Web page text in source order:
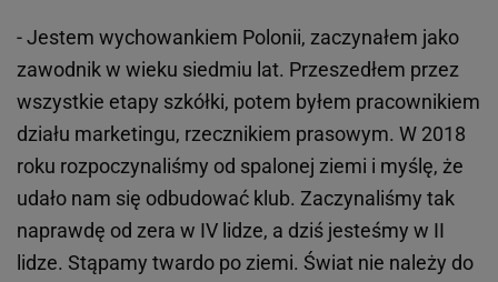
- Jestem wychowankiem Polonii, zaczynałem jako
zawodnik w wieku siedmiu lat. Przeszedłem przez
wszystkie etapy szkółki, potem byłem pracownikiem
działu marketingu, rzecznikiem prasowym. W 2018
roku rozpoczynaliśmy od spalonej ziemi i myślę, że
udało nam się odbudować klub. Zaczynaliśmy tak
naprawdę od zera w IV lidze, a dziś jesteśmy w II
lidze. Stąpamy twardo po ziemi. Świat nie należy do